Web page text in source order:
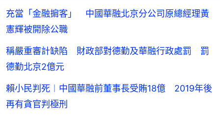
充當「金融掮客」 中國華融北京分公司原總經理黃
憲輝被開除公職
稱嚴重審計缺陷 財政部對德勤及華融行政處罰 罰
德勤北京2億元
賴小民判死︱中國華融前董事長受賄18億 2019年後
再有貪官判極刑